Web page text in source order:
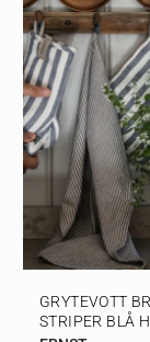
GRYTEVOTT
STRIPER BLÅ